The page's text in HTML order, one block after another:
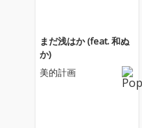
まだ浅はか (feat. 和ぬ
か)
美的計画